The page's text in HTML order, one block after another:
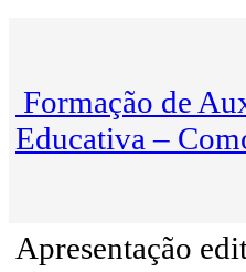
Formação de
Educativa –
Apresentação